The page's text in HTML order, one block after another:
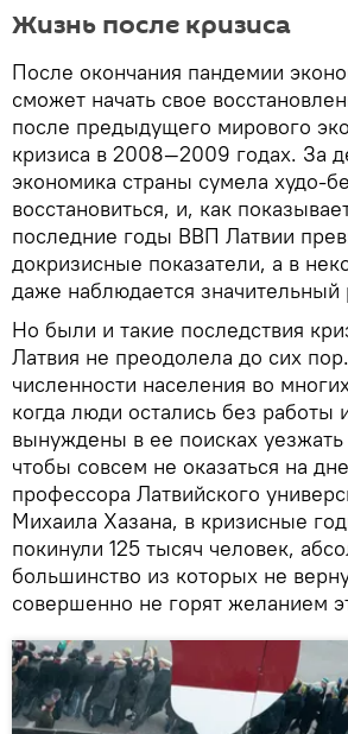
Жизнь после кризиса
После окончания пандемии
сможет начать свое
после предыдущего мирового
кризиса в 2008—2009 годах. За
экономика страны сумела худо-
восстановиться, и, как
последние годы ВВП Латвии
докризисные показатели, а в
даже наблюдается значительный
Но были и такие последствия
Латвия не преодолела до сих
численности населения во
когда люди остались без работы
вынуждены в ее поисках уезжать
чтобы совсем не оказаться на
профессора Латвийского
Михаила Хазана, в кризисные
покинули 125 тысяч человек,
большинство из которых не
совершенно не горят желанием